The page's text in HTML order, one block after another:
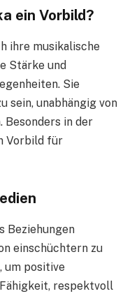
ein Vorbild?
ihre musikalische
Stärke und
Sie
sein, unabhängig von
in der
Vorbild für
Beziehungen
einschüchtern zu
um positive
respektvoll